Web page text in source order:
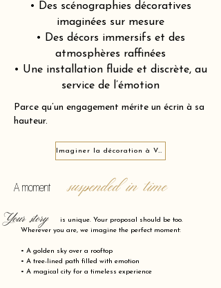
• Des scénographies décoratives
imaginées sur mesure
• Des décors immersifs et des
atmosphères raffinées
• Une installation fluide et discrète, au
service de l’émotion
Parce qu’un engagement mérite un écrin à sa
hauteur.
Imaginer la décoration à Vendeuvre-sur-Barse 10140
A moment suspended in time
is unique. Your proposal should be too.
Wherever you are, we imagine the perfect moment:
• A golden sky over a rooftop
• A tree-lined path filled with emotion
• A magical city for a timeless experience
Your story